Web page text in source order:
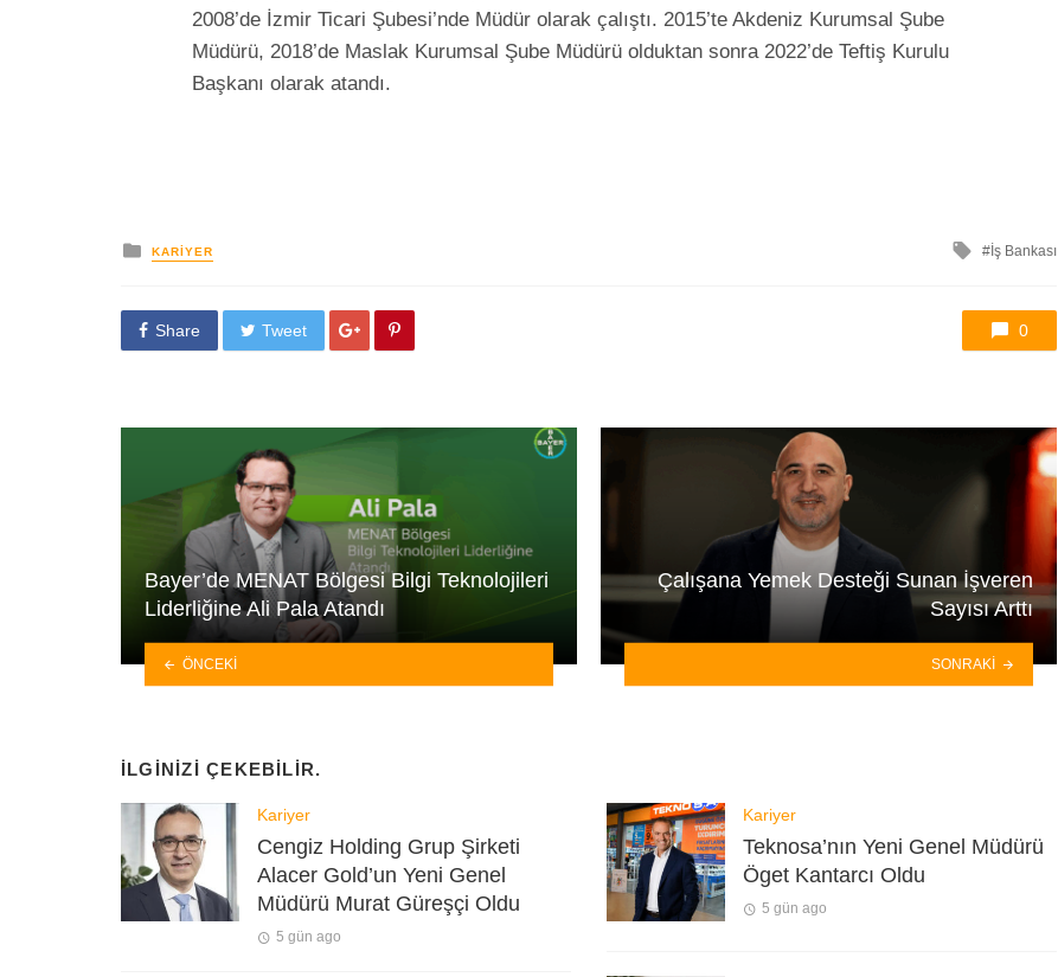
2008’de İzmir Ticari Şubesi’nde Müdür olarak çalıştı. 2015’te Akdeniz Kurumsal Şube
Müdürü, 2018’de Maslak Kurumsal Şube Müdürü olduktan sonra 2022’de Teftiş Kurulu
Başkanı olarak atandı.
yayınlanan
KARIYER
ileİş Bankası
Share Tweet 0
Bayer’de MENAT Bölgesi Bilgi Teknolojileri
Liderliğine Ali Pala Atandı
ÖNCEKI
Çalışana Yemek Desteği Sunan İşveren
Sayısı Arttı
SONRAKI
İLGINIZI ÇEKEBILIR.
Kariyer
Cengiz Holding Grup Şirketi
Alacer Gold’un Yeni Genel
Müdürü Murat Güreşçi Oldu
5 gün ago
Kariyer
Teknosa’nın Yeni Genel Müdürü
Öget Kantarcı Oldu
5 gün ago